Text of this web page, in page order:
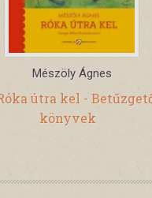
Mészöly Ágnes
útra kel -
könyvek